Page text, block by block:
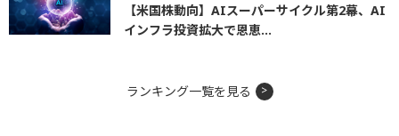
【米国株動向】AIスーパーサイクル第2幕、AI
インフラ投資拡大で恩恵...
ランキング一覧を見る